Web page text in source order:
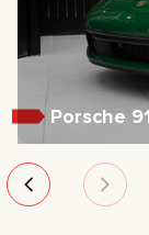
Porsche